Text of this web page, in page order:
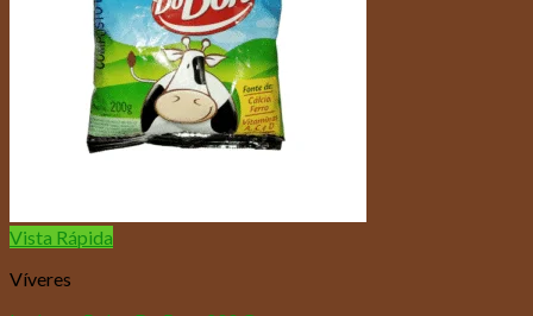
Vista Rápida
Víveres